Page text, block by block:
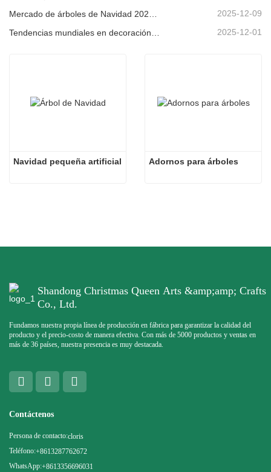
2025-12-09
Tendencias mundiales en decoración navideña y por qué Christmas Queen sigue liderando el mercado 2025-12-01
Navidad pequeña artificial Adornos para árboles
Shandong Christmas Queen Arts &amp;amp; Crafts
Co., Ltd.
Fundamos nuestra propia línea de producción en fábrica para garantizar la calidad del
producto y el precio-costo de manera efectiva. Con más de 5000 productos y ventas en
más de 36 países, nuestra presencia es muy destacada.
Contáctenos
Persona de contacto:cloris
Teléfono:+8613287762672
WhatsApp:+8613356696031